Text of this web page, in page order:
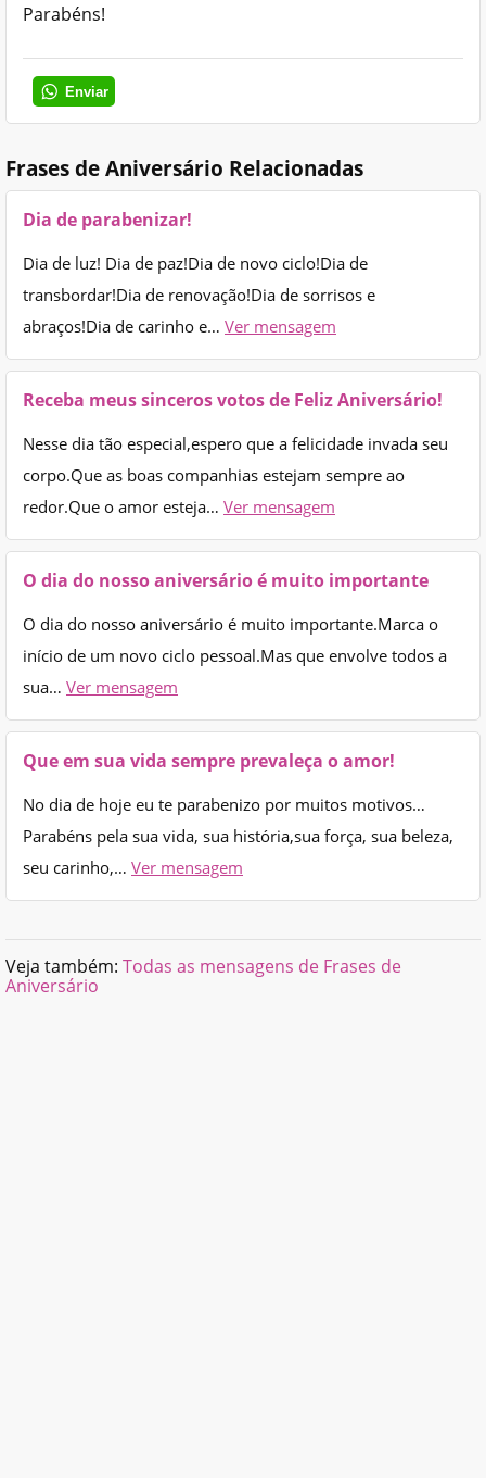
Parabéns!
Enviar
Frases de Aniversário Relacionadas
Dia de parabenizar!
Dia de luz! Dia de paz!Dia de novo ciclo!Dia de
transbordar!Dia de renovação!Dia de sorrisos e
abraços!Dia de carinho e… Ver mensagem
Receba meus sinceros votos de Feliz Aniversário!
Nesse dia tão especial,espero que a felicidade invada seu
corpo.Que as boas companhias estejam sempre ao
redor.Que o amor esteja… Ver mensagem
O dia do nosso aniversário é muito importante
O dia do nosso aniversário é muito importante.Marca o
início de um novo ciclo pessoal.Mas que envolve todos a
sua… Ver mensagem
Que em sua vida sempre prevaleça o amor!
No dia de hoje eu te parabenizo por muitos motivos…
Parabéns pela sua vida, sua história,sua força, sua beleza,
seu carinho,… Ver mensagem
Veja também: Todas as mensagens de Frases de
Aniversário